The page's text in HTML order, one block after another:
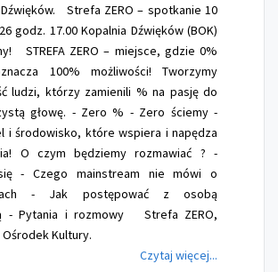
Strefa ZERO – spotkanie 10
godz. 17.00 Kopalnia Dźwięków (BOK)
STREFA ZERO – miejsce, gdzie 0%
100% możliwości! Tworzymy
ludzi, którzy zamienili % na pasję do
głowę. - Zero % - Zero ściemy -
i środowisko, które wspiera i napędza
O czym będziemy rozmawiać ? -
- Czego mainstream nie mówi o
- Jak postępować z osobą
- Pytania i rozmowy Strefa ZERO,
Kultury.
Czytaj więcej...